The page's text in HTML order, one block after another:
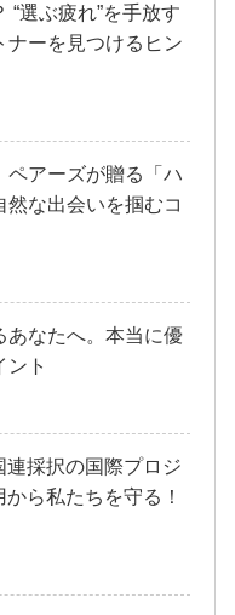
選ぶ疲れ”を手放す
ナーを見つけるヒン
ペアーズが贈る「ハ
な出会いを掴むコ
あなたへ。本当に優
ント
連採択の国際プロジ
ら私たちを守る！